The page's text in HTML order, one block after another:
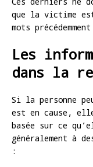
que la victime
mots
Les
dans la
Si la personne
est en cause,
basée sur ce
généralement à
: